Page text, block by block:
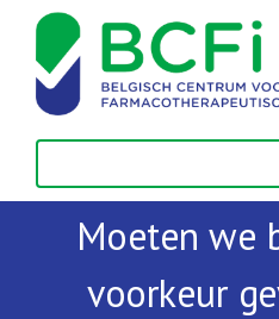
content
Nieuws
Publicaties
Moeten we
voorkeur